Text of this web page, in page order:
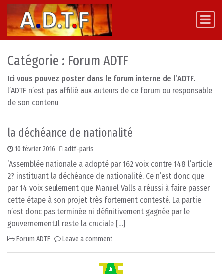
Skip to content
Main Navigation
Catégorie : Forum ADTF
Ici vous pouvez poster dans le forum interne de l’ADTF.
l’ADTF n’est pas affilié aux auteurs de ce forum ou responsable
de son contenu
la déchéance de nationalité
10 février 2016 adtf-paris
‘Assemblée nationale a adopté par 162 voix contre 148 l’article
2? instituant la déchéance de nationalité. Ce n’est donc que
par 14 voix seulement que Manuel Valls a réussi à faire passer
cette étape à son projet très fortement contesté. La partie
n’est donc pas terminée ni définitivement gagnée par le
gouvernement.Il reste la cruciale […]
Forum ADTF Leave a comment